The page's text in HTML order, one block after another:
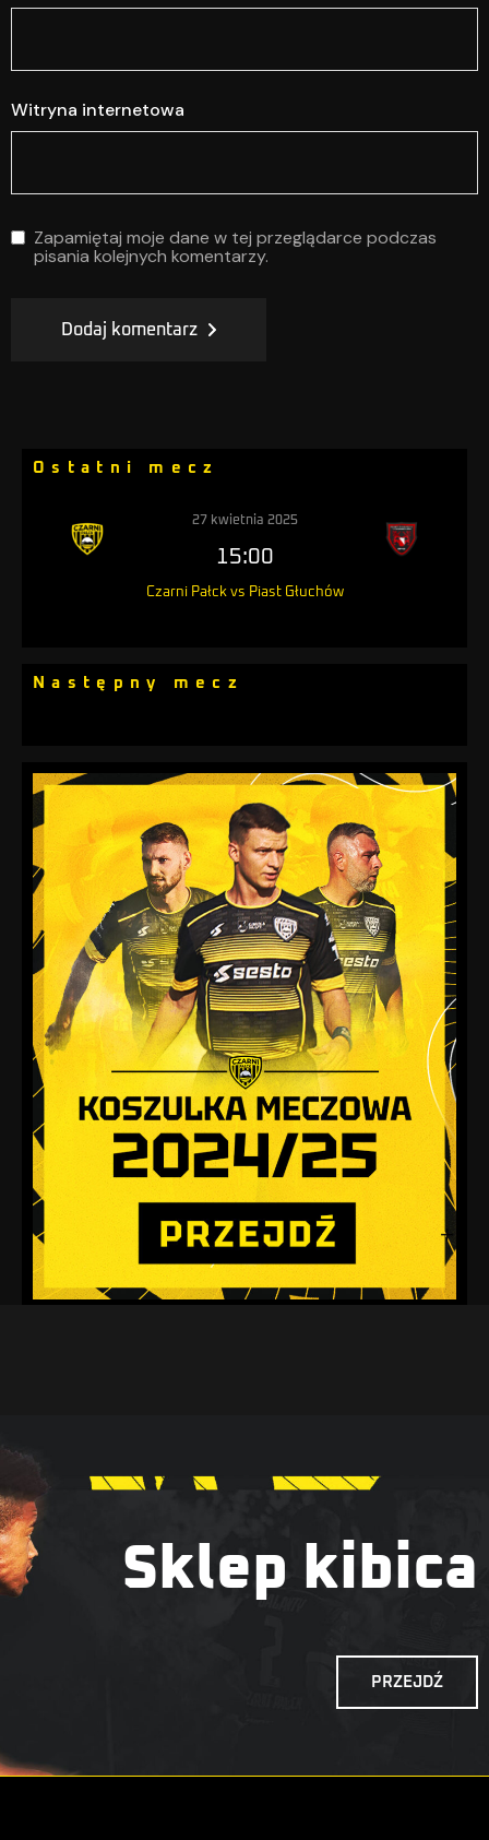
Witryna internetowa
Zapamiętaj moje dane w tej przeglądarce podczas
pisania kolejnych komentarzy.
Dodaj komentarz
Ostatni mecz
27 kwietnia 2025
15:00
Czarni Pałck vs Piast Głuchów
Następny mecz
Sklep kibica
PRZEJDŹ